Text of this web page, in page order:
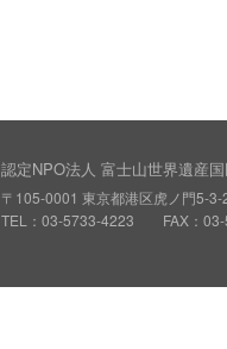
認定NPO法人 富士山世界遺産
〒105-0001 東京都港区虎ノ門5-
TEL：03-5733-4223 FAX：03-